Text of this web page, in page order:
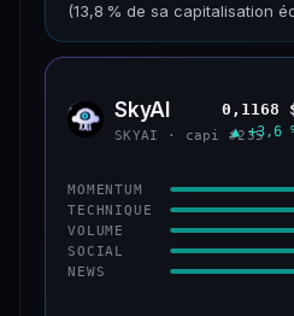
(13,8 % de sa capitalisation
CAP. MARCHÉ
VAR. 7 J
VS ATH
−46,4 %
CONFIANCE
SKYA SkyAI
SKYAI · capi #235
0,1168
▲ +3,6
MOMENTUM
TECHNIQUE
VOLUME
SOCIAL
NEWS